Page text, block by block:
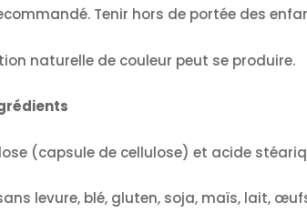
Tenir hors de portée des
naturelle de couleur peut se produire.
(capsule de cellulose) et acide
levure, blé, gluten, soja, maïs, lait,